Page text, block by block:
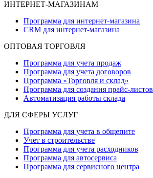
ИНТЕРНЕТ-МАГАЗИНАМ
Программа для интернет-магазина
CRM для интернет-магазина
ОПТОВАЯ ТОРГОВЛЯ
Программа для учета продаж
Программа для учета договоров
Программа «Торговля и склад»
Программа для создания прайс‑листов
Автоматизация работы склада
ДЛЯ СФЕРЫ УСЛУГ
Программа для учета в общепите
Учет в строительстве
Программа для учета расходников
Программа для автосервиса
Программа для сервисного центра